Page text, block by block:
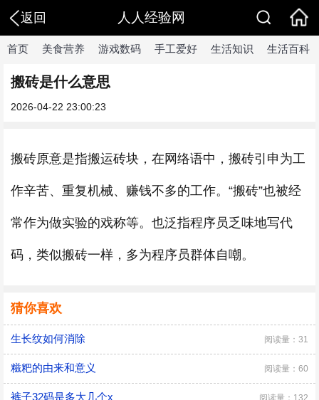
返回 人人经验网
首页 美食营养 游戏数码 手工爱好 生活知识 生活百科
搬砖是什么意思
2026-04-22 23:00:23
搬砖原意是指搬运砖块，在网络语中，搬砖引申为工
作辛苦、重复机械、赚钱不多的工作。“搬砖”也被经
常作为做实验的戏称等。也泛指程序员乏味地写代
码，类似搬砖一样，多为程序员群体自嘲。
猜你喜欢
生长纹如何消除 阅读量：31
糍粑的由来和意义 阅读量：60
裤子32码是多大几个x 阅读量：132